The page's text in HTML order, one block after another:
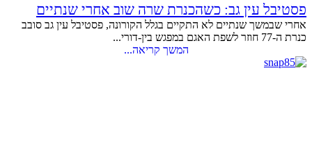
פסטיבל עין גב: כשהכנרת שרה שוב אחרי שנתיים
אחרי שבמשך שנתיים לא התקיים בגלל הקורונה, פסטיבל עין גב סובב
כנרת ה-77 חוזר לשפת האגם במפגש בין-דורי...
המשך קריאה...